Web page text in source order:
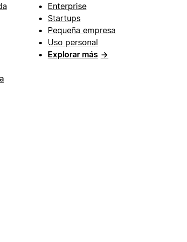
Enterprise
Startups
Pequeña empresa
Uso personal
Explorar más →